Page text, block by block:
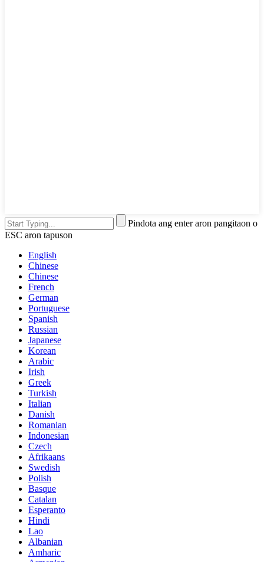
Pindota ang enter aron pangitaon o
ESC aron tapuson
English
Chinese
Chinese
French
German
Portuguese
Spanish
Russian
Japanese
Korean
Arabic
Irish
Greek
Turkish
Italian
Danish
Romanian
Indonesian
Czech
Afrikaans
Swedish
Polish
Basque
Catalan
Esperanto
Hindi
Lao
Albanian
Amharic